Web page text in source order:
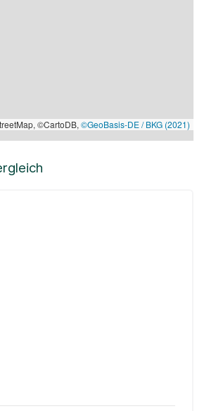
©CartoDB, ©GeoBasis-DE / BKG (2021)